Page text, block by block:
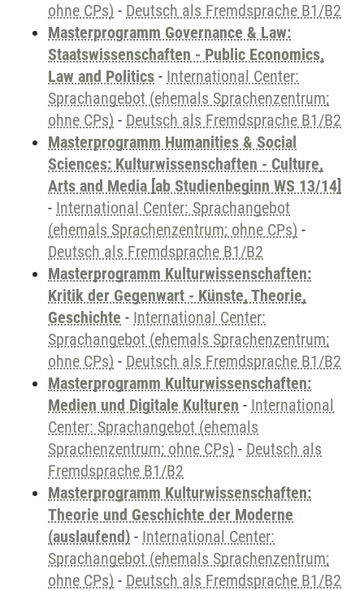
ohne CPs) - Deutsch als Fremdsprache B1/B2
Masterprogramm Governance & Law:
Staatswissenschaften - Public Economics,
Law and Politics - International Center:
Sprachangebot (ehemals Sprachenzentrum;
ohne CPs) - Deutsch als Fremdsprache B1/B2
Masterprogramm Humanities & Social
Sciences: Kulturwissenschaften - Culture,
Arts and Media [ab Studienbeginn WS 13/14]
- International Center: Sprachangebot
(ehemals Sprachenzentrum; ohne CPs) -
Deutsch als Fremdsprache B1/B2
Masterprogramm Kulturwissenschaften:
Kritik der Gegenwart - Künste, Theorie,
Geschichte - International Center:
Sprachangebot (ehemals Sprachenzentrum;
ohne CPs) - Deutsch als Fremdsprache B1/B2
Masterprogramm Kulturwissenschaften:
Medien und Digitale Kulturen - International
Center: Sprachangebot (ehemals
Sprachenzentrum; ohne CPs) - Deutsch als
Fremdsprache B1/B2
Masterprogramm Kulturwissenschaften:
Theorie und Geschichte der Moderne
(auslaufend) - International Center:
Sprachangebot (ehemals Sprachenzentrum;
ohne CPs) - Deutsch als Fremdsprache B1/B2